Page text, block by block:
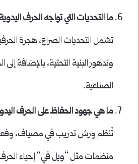
ما التحديات التي تواجه الحرف
تشمل التحديات الصراع، هجرة
وتدهور البنية التحتية، بالإضافة
الصناعية.
ما هي جهود الحفاظ على الحرف
تُنظم ورش تدريب في مصياف،
منظمات مثل “ويل في” إحياء الحرف